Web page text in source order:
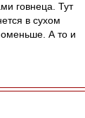
говнеца. Тут
в сухом
А то и